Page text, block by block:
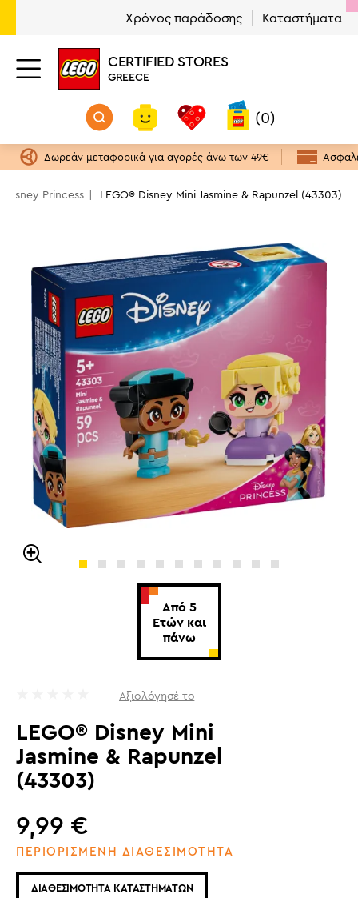
Χρόνος παράδοσης Καταστήματα
CERTIFIED STORES
GREECE
(0)
Δωρεάν μεταφορικά για αγορές άνω των 49€
Disney Princess LEGO® Disney Mini Jasmine & Rapunzel (43303)
Από 5
Ετών και
πάνω
Αξιολόγησέ το
LEGO® Disney Mini
Jasmine & Rapunzel
(43303)
9,99 €
ΠΕΡΙΟΡΙΣΜΕΝΗ ΔΙΑΘΕΣΙΜΟΤΗΤΑ
ΔΙΑΘΕΣΙΜΟΤΗΤΑ ΚΑΤΑΣΤΗΜΑΤΩΝ